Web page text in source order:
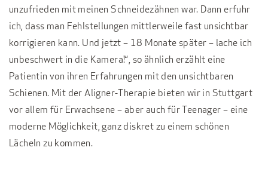
unzufrieden mit meinen Schneidezähnen war. Dann erfuhr
ich, dass man Fehlstellungen mittlerweile fast unsichtbar
korrigieren kann. Und jetzt – 18 Monate später – lache ich
unbeschwert in die Kamera!“, so ähnlich erzählt eine
Patientin von ihren Erfahrungen mit den unsichtbaren
Schienen. Mit der Aligner-Therapie bieten wir in Stuttgart
vor allem für Erwachsene – aber auch für Teenager – eine
moderne Möglichkeit, ganz diskret zu einem schönen
Lächeln zu kommen.